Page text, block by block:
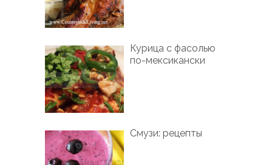
Курица с фасолью
по-мексикански
Смузи: рецепты